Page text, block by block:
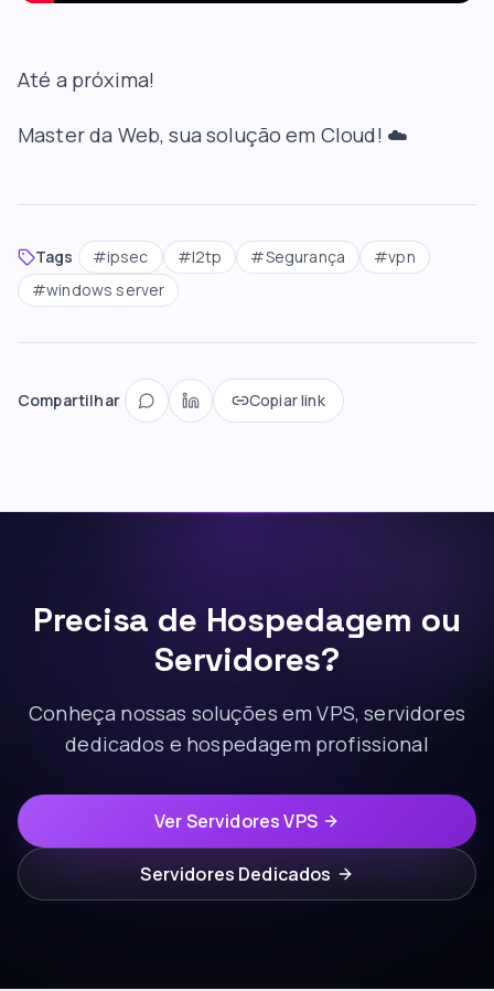
Até a próxima!
Master da Web, sua solução em Cloud! ☁️
Tags #ipsec #l2tp #Segurança #vpn
#windows server
Compartilhar Copiar link
Precisa de Hospedagem ou
Servidores?
Conheça nossas soluções em VPS, servidores
dedicados e hospedagem profissional
Ver Servidores VPS
Servidores Dedicados